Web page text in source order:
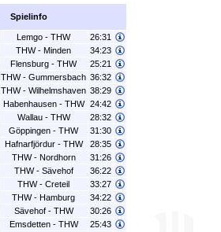
Spielinfo
Lemgo - THW
26:31
THW - Minden
34:23
Flensburg - THW
25:21
THW - Gummersbach 36:32
THW - Wilhelmshaven 38:29
Habenhausen - THW
24:42
Wallau - THW
28:32
Göppingen - THW
31:30
Hafnarfjördur - THW
28:35
THW - Nordhorn
31:26
THW - Sävehof
36:22
THW - Creteil
33:27
THW - Hamburg
34:22
Sävehof - THW
30:26
Emsdetten - THW
25:43